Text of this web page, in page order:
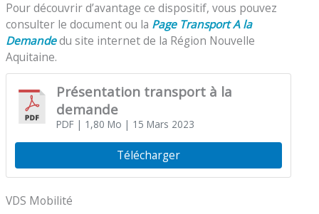
Pour découvrir d’avantage ce dispositif, vous pouvez
consulter le document ou la Page Transport A la
Demandedu site internet de la Région Nouvelle
Aquitaine.
Présentation transport à la
demande
PDF| 1,80 Mo | 15 Mars 2023
Télécharger
VDS Mobilité